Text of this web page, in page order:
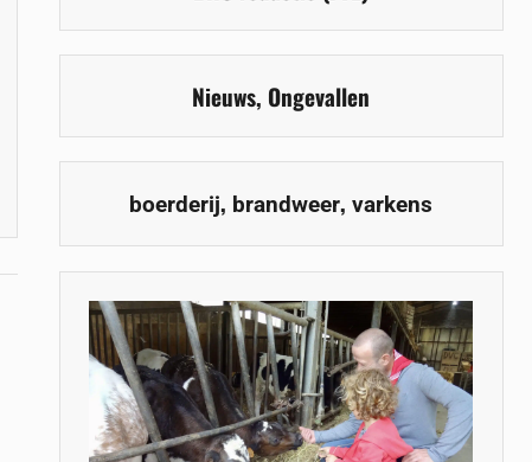
Nieuws, Ongevallen
boerderij, brandweer,varkens